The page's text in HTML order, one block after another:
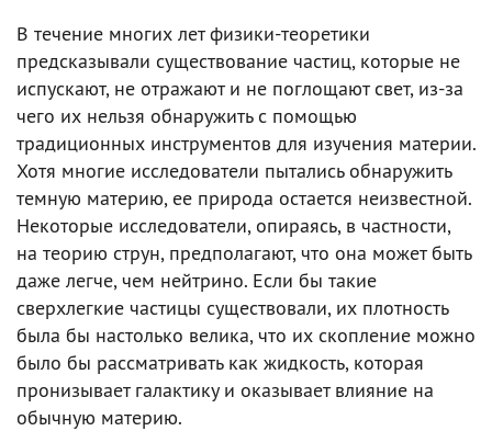
В течение многих лет физики-теоретики
предсказывали существование частиц, которые не
испускают, не отражают и не поглощают свет, из-за
чего их нельзя обнаружить с помощью
традиционных инструментов для изучения материи.
Хотя многие исследователи пытались обнаружить
темную материю, ее природа остается неизвестной.
Некоторые исследователи, опираясь, в частности,
на теорию струн, предполагают, что она может быть
даже легче, чем нейтрино. Если бы такие
сверхлегкие частицы существовали, их плотность
была бы настолько велика, что их скопление можно
было бы рассматривать как жидкость, которая
пронизывает галактику и оказывает влияние на
обычную материю.